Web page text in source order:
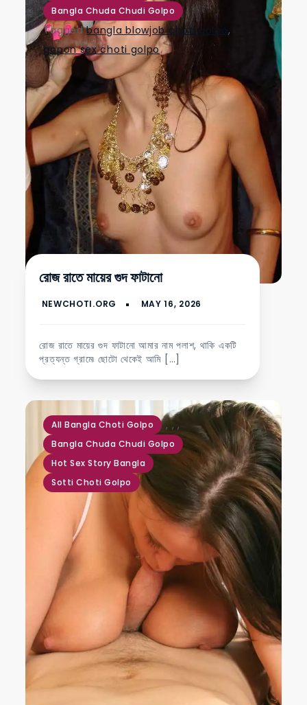
Bangla Chuda Chudi Golpo
Taggedbangla blowjob choti golpo,
gopon sex choti golpo
রোজ রাতে মায়ের গুদ ফাটানো
রোজ রাতে মায়ের গুদ ফাটানো আমার নাম পলাশ, থাকি একটি
প্রত্যন্ত গ্রামে৷ ছোটো থেকেই আমি […]
All Bangla Choti Golpo ,
Bangla Chuda Chudi Golpo
,
Hot Sex Story Bangla
,
Sotti Choti Golpo